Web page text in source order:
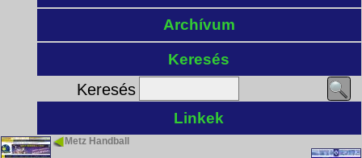
Archívum
Keresés
Keresés
Linkek
Metz Handball